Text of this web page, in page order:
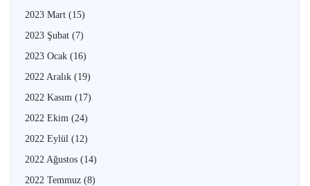
2023 Mart (15)
2023 Şubat (7)
2023 Ocak (16)
2022 Aralık (19)
2022 Kasım (17)
2022 Ekim (24)
2022 Eylül (12)
2022 Ağustos (14)
2022 Temmuz (8)